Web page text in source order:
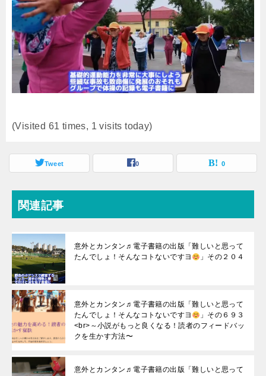
(Visited 61 times, 1 visits today)
Tweet 0 0
関連記事
意外とカンタン♬電子書籍の出版「難しいと思って
たんでしょ！そんなコトないですヨ
」その２０４
意外とカンタン♬電子書籍の出版「難しいと思って
たんでしょ！そんなコトないですヨ
」その６９３
<br>～小説がもっと良くなる！読者のフィードバッ
クを生かす方法〜
意外とカンタン♬電子書籍の出版「難しいと思って